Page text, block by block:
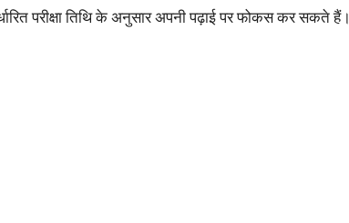
परीक्षा तिथि के अनुसार अपनी पढ़ाई पर फोकस कर सकते हैं।